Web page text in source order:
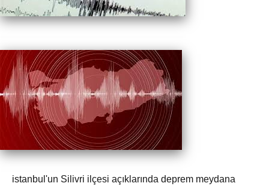
istanbul'un Silivri ilçesi açıklarında deprem meydana